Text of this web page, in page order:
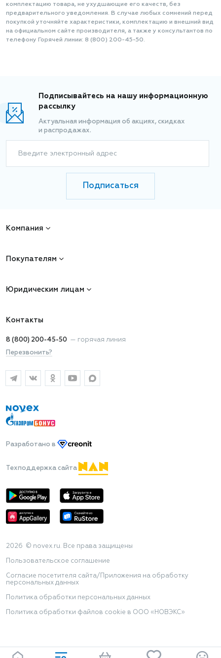
комплектацию товара, не ухудшающие его качеств, без
предварительного уведомления. В случае любых сомнений перед
покупкой уточняйте характеристики, комплектацию и внешний вид
на официальном сайте производителя, а также у консультантов по
телефону Горячей линии: 8 (800) 200-45-50.
Подписывайтесь на нашу информационную
рассылку
Актуальная информация об акциях, скидках
и распродажах.
Введите электронный адрес
Подписаться
Компания
Покупателям
Юридическим лицам
Контакты
8 (800) 200-45-50 — горячая линия
Перезвонить?
Разработано в
Техподдержка сайта
2026 © novex.ru. Все права защищены
Пользовательское соглашение
Согласие посетителя сайта/Приложения на обработку
персональных данных
Политика обработки персональных данных
Политика обработки файлов cookie в ООО «НОВЭКС»